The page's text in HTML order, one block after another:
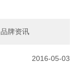
品牌资讯
2016-05-03